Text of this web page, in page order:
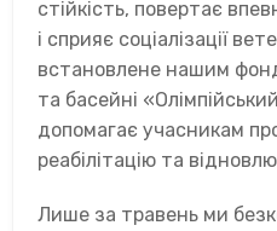
стійкість, повертає
і сприяє соціалізації
встановлене нашим
та басейні
допомагає учасникам
реабілітацію та
Лише за травень ми